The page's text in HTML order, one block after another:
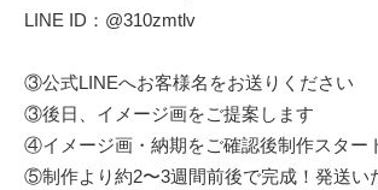
LINE ID：@310zmtlv
③公式LINEへお客様名をお送りください
③後日、イメージ画をご提案します
④イメージ画・納期をご確認後制作スター
⑤制作より約2〜3週間前後で完成！発送い